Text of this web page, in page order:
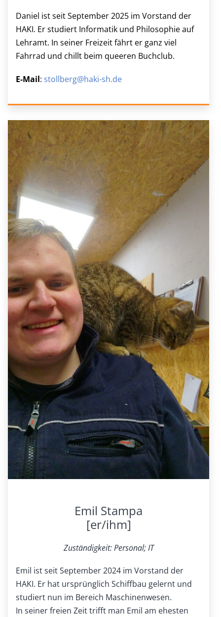
Daniel ist seit September 2025 im Vorstand der
HAKI. Er studiert Informatik und Philosophie auf
Lehramt. In seiner Freizeit fährt er ganz viel
Fahrrad und chillt beim queeren Buchclub.
E-Mail: stollberg@haki-sh.de
Emil Stampa
[er/ihm]
Zuständigkeit: Personal; IT
Emil ist seit September 2024 im Vorstand der
HAKI. Er hat ursprünglich Schiffbau gelernt und
studiert nun im Bereich Maschinenwesen.
In seiner freien Zeit trifft man Emil am ehesten